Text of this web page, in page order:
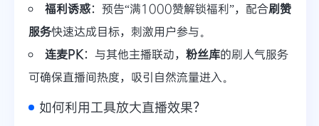
福利诱惑：预告“满1000赞解锁福利”，配合刷赞
服务快速达成目标，刺激用户参与。
连麦PK：与其他主播联动， 粉丝库的刷人气服务
可确保直播间热度，吸引自然流量进入。
如何利用工具放大直播效果？